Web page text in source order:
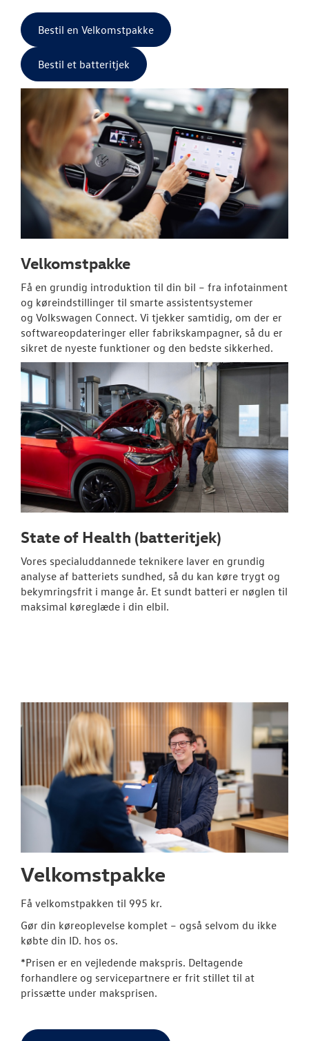
Synstjek
BRUGTE BILER
TILBEHØR
RESERVEDELE
OM OS
JOB OG
Bestil en Velkomstpakke
Bestil et batteritjek
Velkomstpakke
Få en grundig introduktion til din bil – fra infotainment
og køreindstillinger til smarte assistentsystemer
og Volkswagen Connect. Vi tjekker samtidig, om der er
softwareopdateringer eller fabrikskampagner, så du er
sikret de nyeste funktioner og den bedste sikkerhed.
State of Health (batteritjek)
Vores specialuddannede teknikere laver en grundig
analyse af batteriets sundhed, så du kan køre trygt og
bekymringsfrit i mange år. Et sundt batteri er nøglen til
maksimal køreglæde i din elbil.
Velkomstpakke
Få velkomstpakken til 995 kr.
Gør din køreoplevelse komplet – også selvom du ikke
købte din ID. hos os.
*Prisen er en vejledende makspris. Deltagende
forhandlere og servicepartnere er frit stillet til at
prissætte under maksprisen.